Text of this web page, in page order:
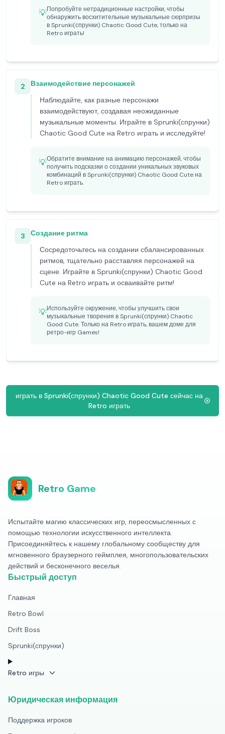
💡Попробуйте нетрадиционные настройки, чтобы
обнаружить восхитительные музыкальные сюрпризы
в Sprunki(спрунки) Chaotic Good Cute, только на
Retro играть!
2
Взаимодействие персонажей
Наблюдайте, как разные персонажи
взаимодействуют, создавая неожиданные
музыкальные моменты. Играйте в Sprunki(спрунки)
Chaotic Good Cute на Retro играть и исследуйте!
💡Обратите внимание на анимацию персонажей, чтобы
получить подсказки о создании уникальных звуковых
комбинаций в Sprunki(спрунки) Chaotic Good Cute на
Retro играть.
3
Создание ритма
Сосредоточьтесь на создании сбалансированных
ритмов, тщательно расставляя персонажей на
сцене. Играйте в Sprunki(спрунки) Chaotic Good
Cute на Retro играть и осваивайте ритм!
💡Используйте окружение, чтобы улучшить свои
музыкальные творения в Sprunki(спрунки) Chaotic
Good Cute. Только на Retro играть, вашем доме для
ретро-игр Games!
играть в Sprunki(спрунки) Chaotic Good Cute сейчас на
Retro играть
Retro Game
Испытайте магию классических игр, переосмысленных с
помощью технологии искусственного интеллекта.
Присоединяйтесь к нашему глобальному сообществу для
мгновенного браузерного геймплея, многопользовательских
действий и бесконечного веселья.
Быстрый доступ
Главная
Retro Bowl
Drift Boss
Sprunki(спрунки)
Retro игры
Юридическая информация
Поддержка игроков